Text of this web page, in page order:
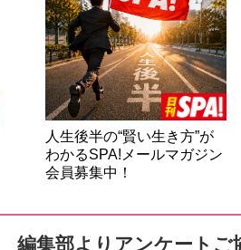
人生後半の“賢い生き方”が
わかるSPA!メールマガジン
会員募集中！